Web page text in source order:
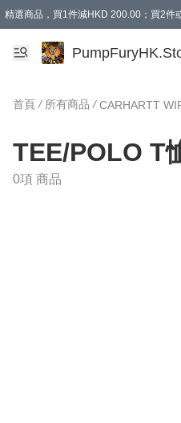
精選商品，買1件減HKD 200.00；買2件
AAPE商品,會員專享9折或以上（按會
精選商品，任選買2件或以上減HKD
購物滿 HKD 800.00即享免運費優惠！（
首頁 / 所有商品 / CARHARTT
TEE/POLO T
0項 商品